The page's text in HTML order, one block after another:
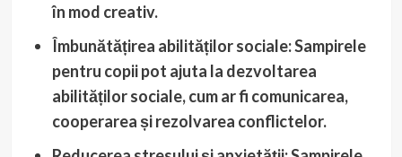
în mod creativ.
Îmbunătățirea abilităților sociale: Sampirele
pentru copii pot ajuta la dezvoltarea
abilităților sociale, cum ar fi comunicarea,
cooperarea și rezolvarea conflictelor.